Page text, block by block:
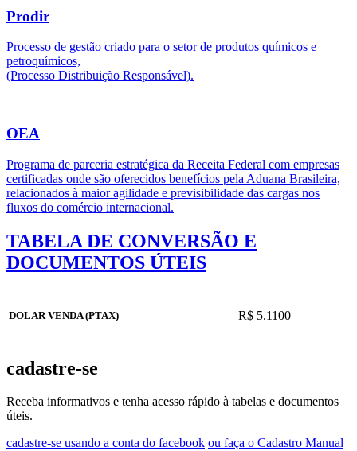
Prodir
Processo de gestão criado para o setor de produtos químicos e
petroquímicos,
(Processo Distribuição Responsável).
OEA
Programa de parceria estratégica da Receita Federal com empresas
certificadas onde são oferecidos benefícios pela Aduana Brasileira,
relacionados à maior agilidade e previsibilidade das cargas nos
fluxos do comércio internacional.
TABELA DE CONVERSÃO E
DOCUMENTOS ÚTEIS
DOLAR VENDA (PTAX) R$ 5.1100
cadastre-se
Receba informativos e tenha acesso rápido à tabelas e documentos
úteis.
cadastre-se usando a conta do facebook ou faça o Cadastro Manual